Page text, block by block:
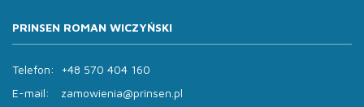
PRINSEN ROMAN WICZYŃSKI
Telefon:
+48 570 404 160
E-mail:
zamowienia@prinsen.pl